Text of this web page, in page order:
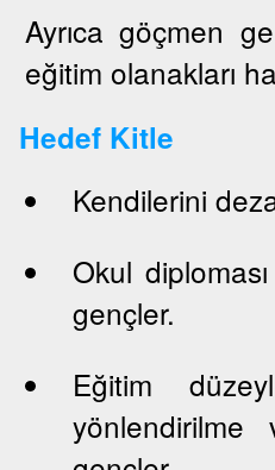
Ayrıca göçmen
eğitim olanakları
Hedef Kitle
Kendilerini
Okul
gençler.
Eğitim
yönlendirilme